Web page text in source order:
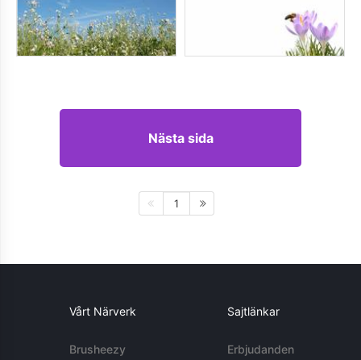
Nästa sida
1
Vårt Närverk
Brusheezy
Sajtlänkar
Erbjudanden